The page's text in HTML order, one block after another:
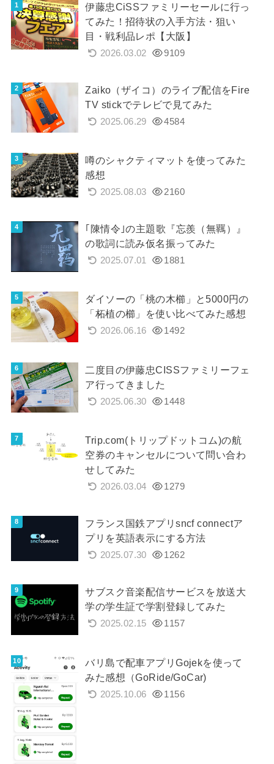
伊藤忠CiSSファミリーセールに行っ
てみた！招待状の入手方法・狙い
目・戦利品レポ【大阪】
2026.03.02 9109
Zaiko（ザイコ）のライブ配信をFire
TV stickでテレビで見てみた
2025.06.29 4584
噂のシャクティマットを使ってみた
感想
2025.08.03 2160
｢陳情令｣の主題歌『忘羨（無羈）』
の歌詞に読み仮名振ってみた
2025.07.01 1881
ダイソーの「桃の木櫛」と5000円の
「柘植の櫛」を使い比べてみた感想
2026.06.16 1492
二度目の伊藤忠CISSファミリーフェ
ア行ってきました
2025.06.30 1448
Trip.com(トリップドットコム)の航
空券のキャンセルについて問い合わ
せしてみた
2026.03.04 1279
フランス国鉄アプリsncf connectア
プリを英語表示にする方法
2025.07.30 1262
サブスク音楽配信サービスを放送大
学の学生証で学割登録してみた
2025.02.15 1157
バリ島で配車アプリGojekを使って
みた感想（GoRide/GoCar)
2025.10.06 1156